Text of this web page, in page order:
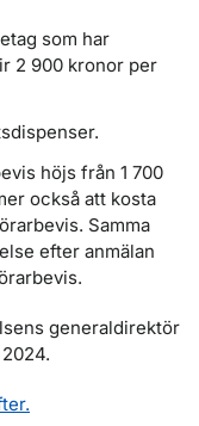
som har
2 900 kronor per
höjs från 1 700
också att kosta
Samma
efter anmälan
generaldirektör